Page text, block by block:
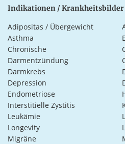
Indikationen / Krankheitsbilder
Adipositas / Übergewicht
Asthma
Chronische
Darmentzündung
Darmkrebs
Depression
Endometriose
Interstitielle Zystitis
Leukämie
Longevity
Migräne